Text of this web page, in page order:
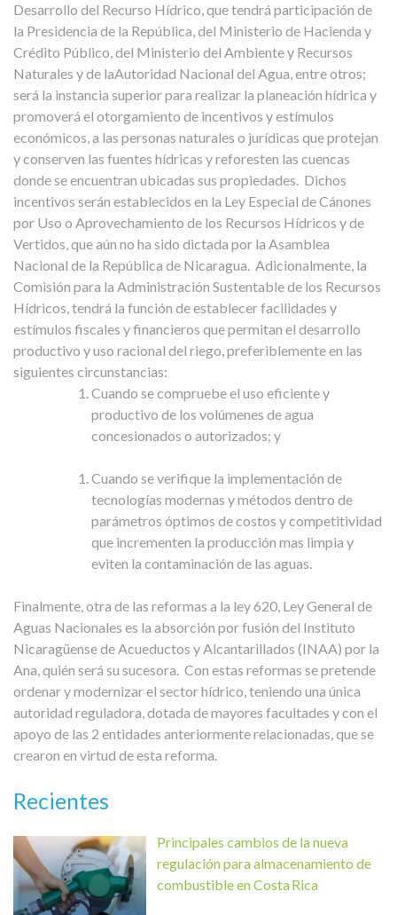
Desarrollo del Recurso Hídrico, que tendrá participación de
la Presidencia de la República, del Ministerio de Hacienda y
Crédito Público, del Ministerio del Ambiente y Recursos
Naturales y de laAutoridad Nacional del Agua, entre otros;
será la instancia superior para realizar la planeación hídrica y
promoverá el otorgamiento de incentivos y estímulos
económicos, a las personas naturales o jurídicas que protejan
y conserven las fuentes hídricas y reforesten las cuencas
donde se encuentran ubicadas sus propiedades. Dichos
incentivos serán establecidos en la Ley Especial de Cánones
por Uso o Aprovechamiento de los Recursos Hídricos y de
Vertidos, que aún no ha sido dictada por la Asamblea
Nacional de la República de Nicaragua. Adicionalmente, la
Comisión para la Administración Sustentable de los Recursos
Hídricos, tendrá la función de establecer facilidades y
estímulos fiscales y financieros que permitan el desarrollo
productivo y uso racional del riego, preferiblemente en las
siguientes circunstancias:
Cuando se compruebe el uso eficiente y
productivo de los volúmenes de agua
concesionados o autorizados; y
Cuando se verifique la implementación de
tecnologías modernas y métodos dentro de
parámetros óptimos de costos y competitividad
que incrementen la producción mas limpia y
eviten la contaminación de las aguas.
Finalmente, otra de las reformas a la ley 620, Ley General de
Aguas Nacionales es la absorción por fusión del Instituto
Nicaragüense de Acueductos y Alcantarillados (INAA) por la
Ana, quién será su sucesora. Con estas reformas se pretende
ordenar y modernizar el sector hídrico, teniendo una única
autoridad reguladora, dotada de mayores facultades y con el
apoyo de las 2 entidades anteriormente relacionadas, que se
crearon en virtud de esta reforma.
Recientes
Principales cambios de la nueva
regulación para almacenamiento de
combustible en Costa Rica